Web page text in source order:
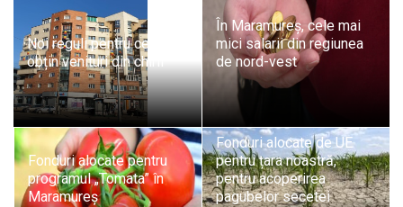
Noi reguli pentru cei care
obțin venituri din chirii
În Maramureș, cele mai
mici salarii din regiunea
de nord-vest
Fonduri alocate pentru
programul „Tomata” în
Maramureș
Fonduri alocate de UE
pentru țara noastră,
pentru acoperirea
pagubelor secetei